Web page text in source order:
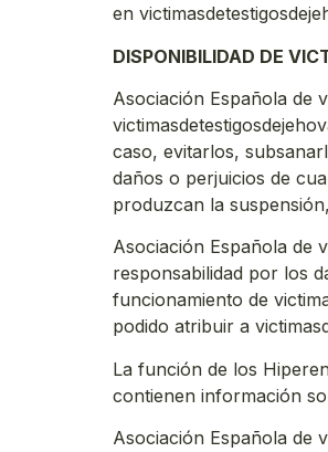
en
DISPONIBILIDAD DE
Asociación Española de
caso, evitarlos,
daños o perjuicios de
produzcan la
Asociación Española de
responsabilidad por los
funcionamiento de
podido atribuir a
La función de los
contienen información
Asociación Española de